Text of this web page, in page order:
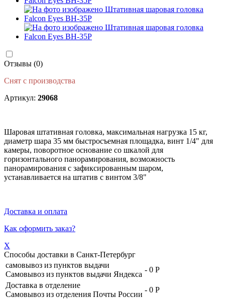
Отзывы (0)
Снят с производства
Артикул: 29068
Шаровая штативная головка, максимальная нагрузка 15 кг,
диаметр шара 35 мм быстросъемная площадка, винт 1/4" для
камеры, поворотное основание со шкалой для
горизонтального панорамирования, возможность
панорамирования с зафиксированным шаром,
устанавливается на штатив с винтом 3/8"
Доставка и оплата
Как оформить заказ?
X
Способы доставки в Санкт-Петербург
самовывоз из пунктов выдачи
Самовывоз из пунктов выдачи Яндекса
- 0 Р
Доставка в отделение
Самовывоз из отделения Почты России
- 0 Р